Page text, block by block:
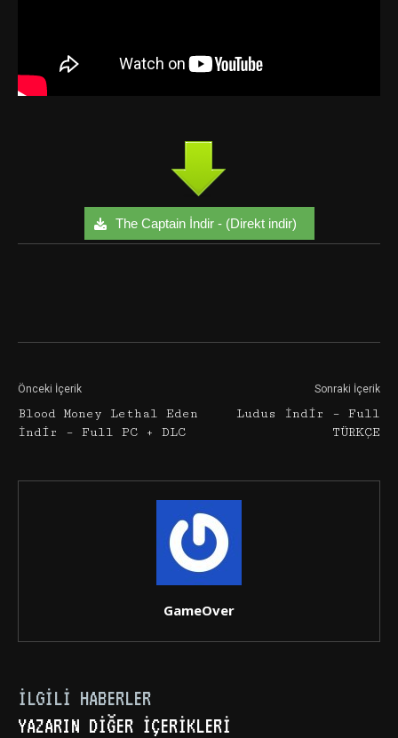
The Captain İndir - (Direkt indir)
Önceki İçerik
Blood Money Lethal Eden
İndir – Full PC + DLC
Sonraki İçerik
Ludus İndir – Full
TÜRKÇE
GameOver
İLGILI HABERLER
YAZARIN DIĞER İÇERIKLERI